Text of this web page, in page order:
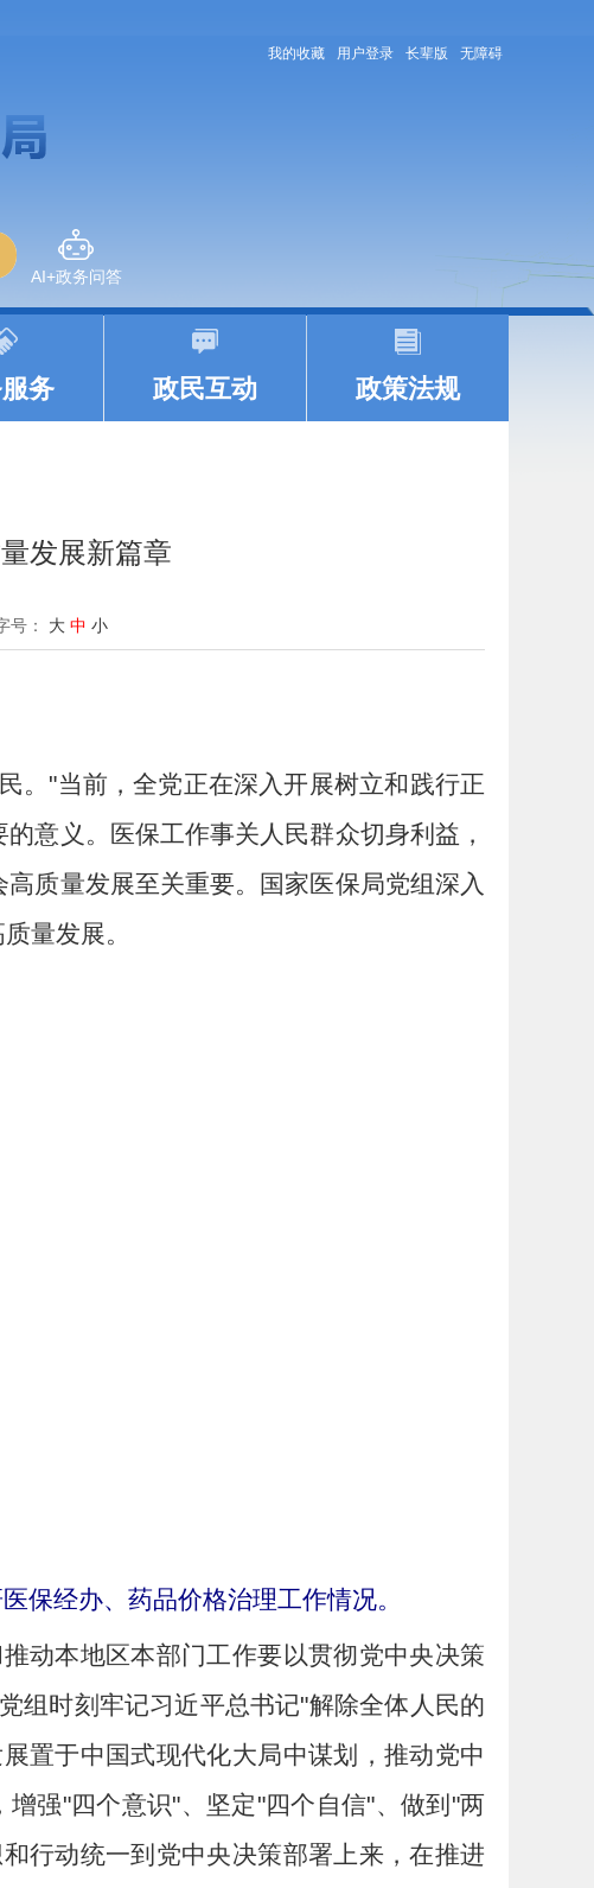
我的收藏 用户登录 长辈版 无障碍
AI+政务问答
务 政民互动 政策法规
发展新篇章
号： 大 中 小
。"当前，全党正在深入开展树立和践行正
意义。医保工作事关人民群众切身利益，
质量发展至关重要。国家医保局党组深入
量发展。
保经办、药品价格治理工作情况。
动本地区本部门工作要以贯彻党中央决策
组时刻牢记习近平总书记"解除全体人民的
置于中国式现代化大局中谋划，推动党中
强"四个意识"、坚定"四个自信"、做到"两
行动统一到党中央决策部署上来，在推进